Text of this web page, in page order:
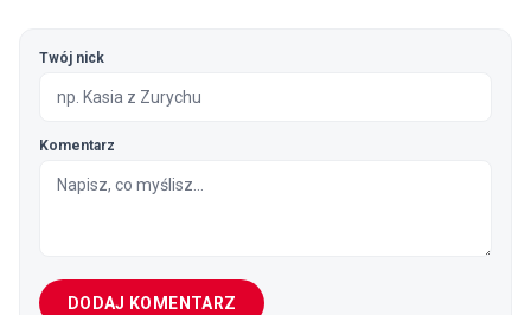
Twój nick
Komentarz
DODAJ KOMENTARZ